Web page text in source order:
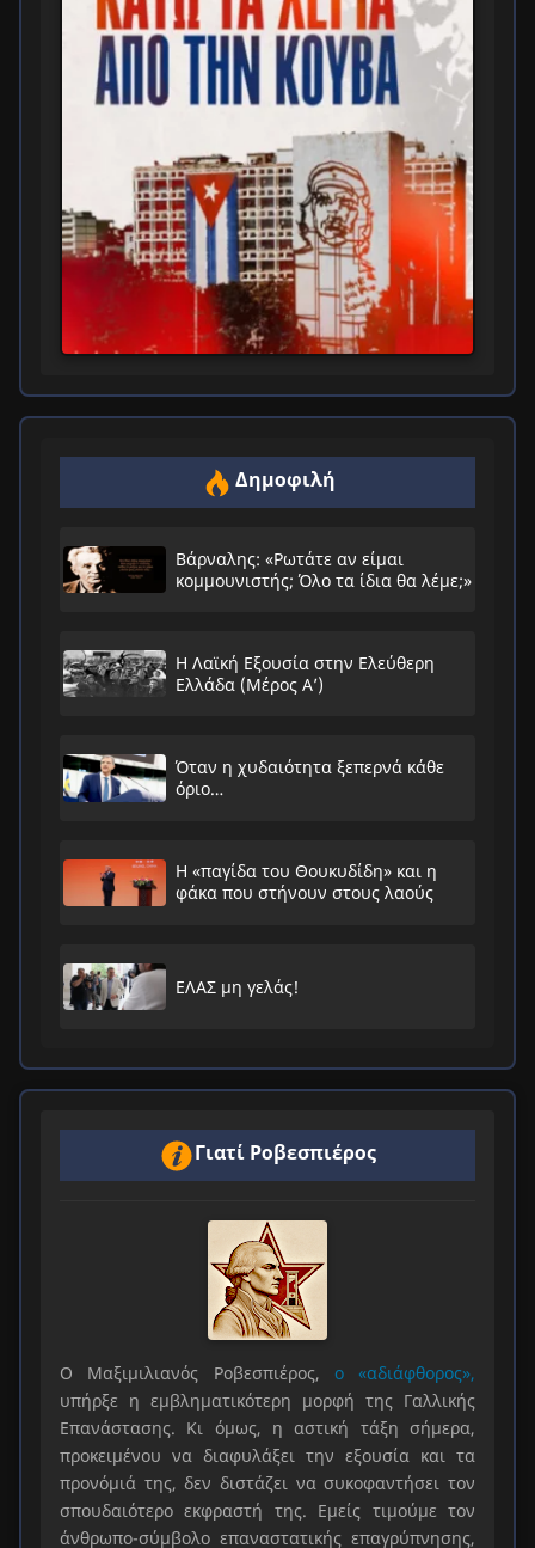
Δημοφιλή
Βάρναλης: «Ρωτάτε αν είμαι
κομμουνιστής; Όλο τα ίδια θα λέμε;»
Η Λαϊκή Εξουσία στην Ελεύθερη
Ελλάδα (Μέρος Α’)
Όταν η χυδαιότητα ξεπερνά κάθε
όριο…
Η «παγίδα του Θουκυδίδη» και η
φάκα που στήνουν στους λαούς
ΕΛΑΣ μη γελάς!
Γιατί Ροβεσπιέρος
Ο Μαξιμιλιανός Ροβεσπιέρος, ο «αδιάφθορος»,
υπήρξε η εμβληματικότερη μορφή της Γαλλικής
Επανάστασης. Κι όμως, η αστική τάξη σήμερα,
προκειμένου να διαφυλάξει την εξουσία και τα
προνόμιά της, δεν διστάζει να συκοφαντήσει τον
σπουδαιότερο εκφραστή της. Εμείς τιμούμε τον
άνθρωπο-σύμβολο επαναστατικής επαγρύπνησης,